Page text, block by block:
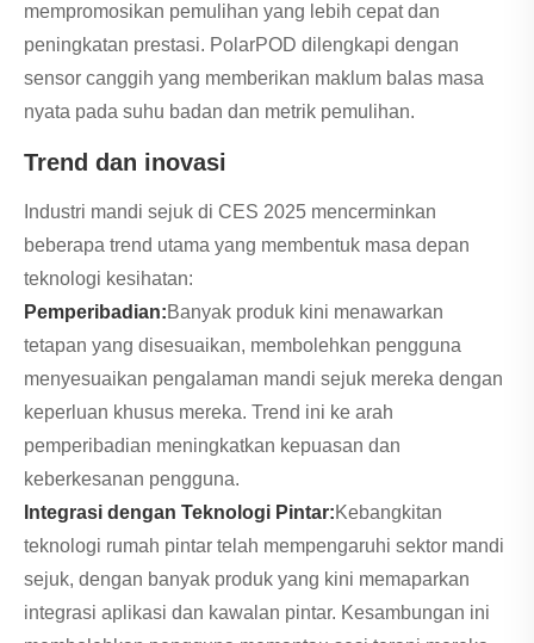
mempromosikan pemulihan yang lebih cepat dan
peningkatan prestasi. PolarPOD dilengkapi dengan
sensor canggih yang memberikan maklum balas masa
nyata pada suhu badan dan metrik pemulihan.
Trend dan inovasi
Industri mandi sejuk di CES 2025 mencerminkan
beberapa trend utama yang membentuk masa depan
teknologi kesihatan:
Pemperibadian:Banyak produk kini menawarkan
tetapan yang disesuaikan, membolehkan pengguna
menyesuaikan pengalaman mandi sejuk mereka dengan
keperluan khusus mereka. Trend ini ke arah
pemperibadian meningkatkan kepuasan dan
keberkesanan pengguna.
Integrasi dengan Teknologi Pintar:Kebangkitan
teknologi rumah pintar telah mempengaruhi sektor mandi
sejuk, dengan banyak produk yang kini memaparkan
integrasi aplikasi dan kawalan pintar. Kesambungan ini